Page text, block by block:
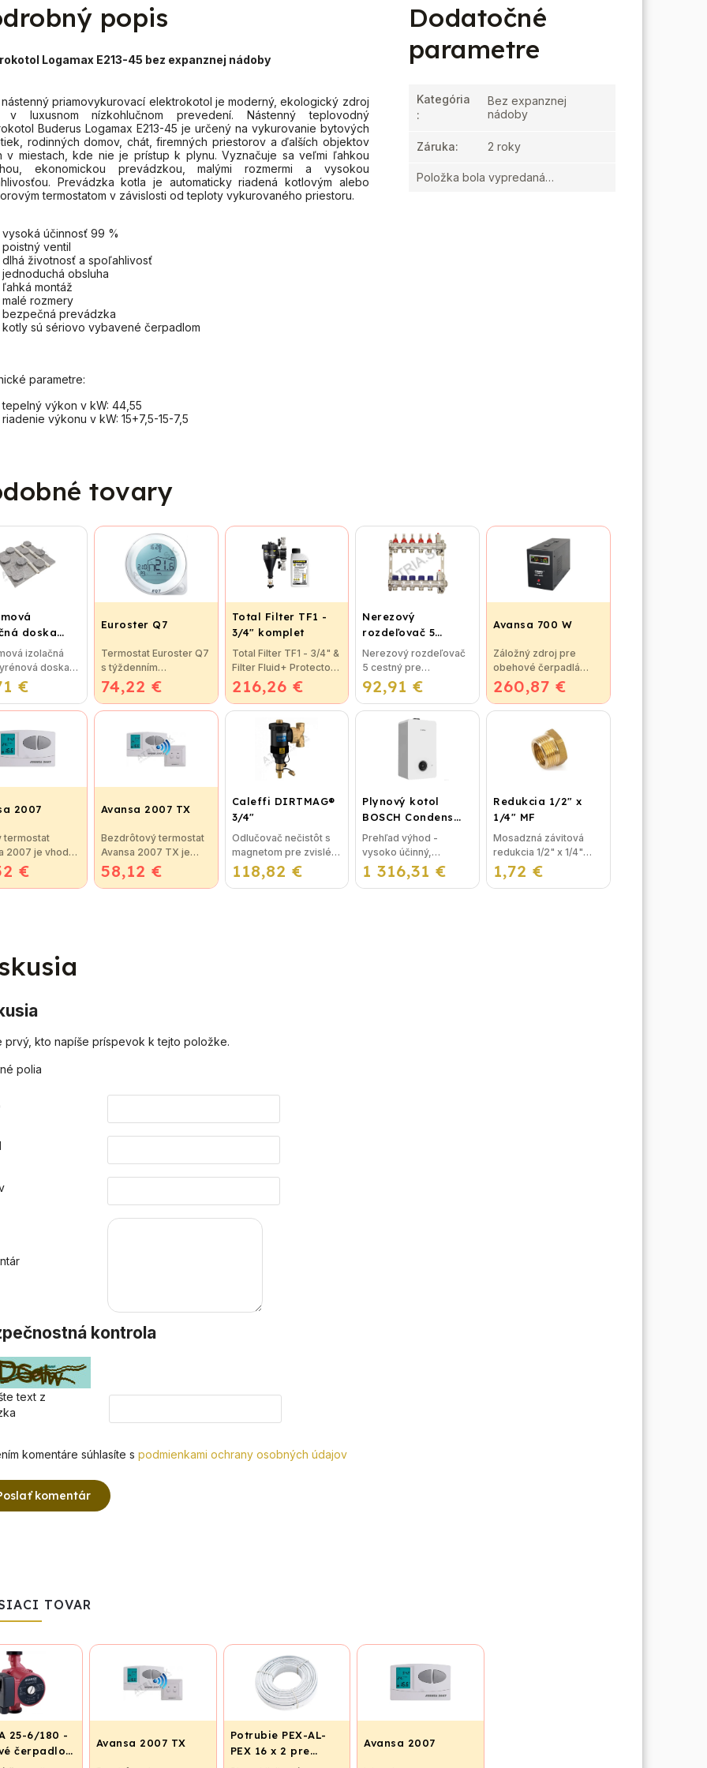
popis
Logamax E213-45 bez expanznej nádoby
priamovykurovací elektrokotol je moderný, ekologický zdroj
v luxusnom nízkohlučnom prevedení. Nástenný teplovodný
Buderus Logamax E213-45 je určený na vykurovanie bytových
rodinných domov, chát, firemných priestorov a ďalších objektov
v miestach, kde nie je prístup k plynu. Vyznačuje sa veľmi ľahkou
ekonomickou prevádzkou, malými rozmermi a vysokou
Prevádzka kotla je automaticky riadená kotlovým alebo
termostatom v závislosti od teploty vykurovaného priestoru.
vysoká účinnosť 99 %
poistný ventil
dlhá životnosť a spoľahlivosť
jednoduchá obsluha
ľahká montáž
malé rozmery
bezpečná prevádzka
kotly sú sériovo vybavené čerpadlom
parametre:
tepelný výkon v kW: 44,55
riadenie výkonu v kW: 15+7,5-15-7,5
Dodatočné
parametre
Kategória
:
Bez expanznej
nádoby
Záruka: 2 roky
Položka bola vypredaná…
tovary
doska
pre
kúrenie
€
izolačná
doska
(STIROTERMAL
so zvýšenou
pre
kód:...
Euroster Q7
74,22 €
Termostat Euroster Q7
s týždenním
programom a
podsvietením
(poznáme aj ako EQ7)
(poznáme aj ako
EQ7) je moderný
Total Filter TF1 -
3/4" komplet
216,26 €
Total Filter TF1 - 3/4" &
Filter Fluid+ Protector
Prevratná novinka
vo filtrácií vykurovacej
vody. Total Filter je
použiteľný na všetky
rozvody...
Nerezový
rozdeľovač 5
cestný pre
podlahové
vykurovanie
92,91 €
Nerezový rozdeľovač
5 cestný pre
podlahové
vykurovanie
Rozdeľovače sú
vyrobené z kvalitnej
Avansa 700 W
260,87 €
Záložný zdroj pre
obehové čerpadlá
Avansa 700 W
Technické údaje
Maximálna kapacita:
menovitý výkon: 700W
Hlavné vstupné...
2007
€
termostat
2007 je vhodný
väčšiny
je
Avansa 2007 TX
58,12 €
Bezdrôtový termostat
Avansa 2007 TX je
vhodný na reguláciu
väčšiny kotlov.
Caleffi DIRTMAG®
3/4"
118,82 €
Odlučovač nečistôt s
magnetom pre zvislé aj
vodorovné potrubie
CALEFFI DIRTMAG®
Plynový kotol
BOSCH Condens
GC2300iW 24 P -
Závesný
kondenzačný
vykurovací kotol
1 316,31 €
Prehľad výhod -
vysoko účinný,
priestorovo úsporný -
intuitivne ovládaný LCD
Redukcia 1/2" x
1/4" MF
1,72 €
Mosadzná závitová
redukcia 1/2" x 1/4"
MF je najpoužívanejší
spoj na oceľové
prvý, kto napíše príspevok k tejto položke.
polia
kontrola
text z
komentáre súhlasíte s podmienkami ochrany osobných údajov
komentár
TOVAR
25-6/180 -
čerpadlo,
Avansa 2007 TX
Potrubie PEX-AL-
PEX 16 x 2 pre
Avansa 2007